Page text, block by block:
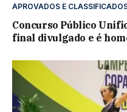
APROVADOS E
Concurso Público
final divulgado e é